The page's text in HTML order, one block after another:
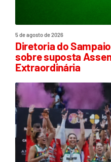
5 de agosto de 2026
Diretoria do
sobre suposta
Extraordinária